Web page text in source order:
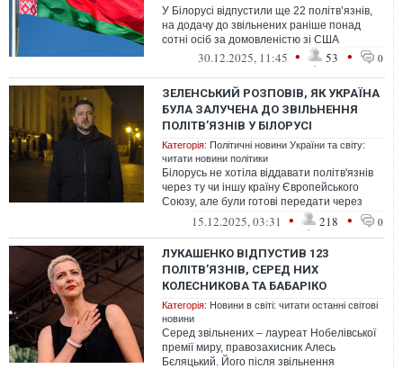
У Білорусі відпустили ще 22 політв’язнів,
на додачу до звільнених раніше понад
сотні осіб за домовленістю зі США
30.12.2025, 11:45 • 53 • 0
ЗЕЛЕНСЬКИЙ РОЗПОВІВ, ЯК УКРАЇНА
БУЛА ЗАЛУЧЕНА ДО ЗВІЛЬНЕННЯ
ПОЛІТВʼЯЗНІВ У БІЛОРУСІ
Категорія: Політичні новини України та світу:
читати новини політики
Білорусь не хотіла віддавати політв'язнів
через ту чи іншу країну Європейського
Союзу, але були готові передати через
Україну15.12.2025, 03:31 • 218 • 0
ЛУКАШЕНКО ВІДПУСТИВ 123
ПОЛІТВ’ЯЗНІВ, СЕРЕД НИХ
КОЛЕСНИКОВА ТА БАБАРІКО
Категорія: Новини в світі: читати останні світові
новини
Серед звільнених – лауреат Нобелівської
премії миру, правозахисник Алесь
Бєляцький. Його після звільнення